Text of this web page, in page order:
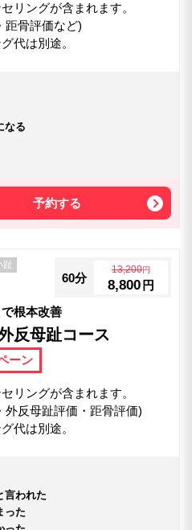
リングが含まれます。
距骨評価など)
代は別途。
なる
予約する
趾
60分
13,200円
8,800 円
根本改善
反母趾コース
ーン
リングが含まれます。
外反母趾評価・距骨評価)
代は別途。
言われた
った